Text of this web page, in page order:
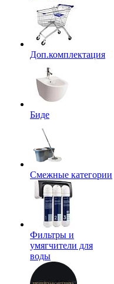
Доп.комплектация
Биде
Смежные категории
Фильтры и
умягчители для
воды